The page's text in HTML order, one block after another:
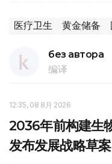
医疗卫生 黄金储备
без автора
编译
12:35, 08 8月 2026
2036年前构建生
发布发展战略草案